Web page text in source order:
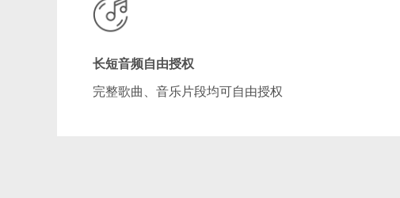
长短音频自由授权
完整歌曲、音乐片段均可自由授权